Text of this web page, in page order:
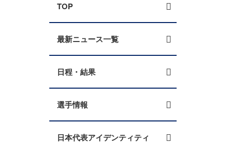
TOP
最新ニュース一覧
日程・結果
選手情報
日本代表アイデンティティ